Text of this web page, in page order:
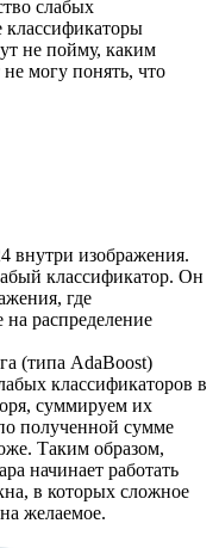
слабых
классификаторы
не пойму, каким
могу понять, что
внутри изображения.
классификатор. Он
где
на распределение
(типа AdaBoost)
классификаторов в
суммируем их
полученной сумме
Таким образом,
начинает работать
в которых сложное
желаемое.